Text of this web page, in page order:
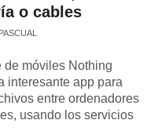
o cables
de móviles Nothing
interesante app para
entre ordenadores
usando los servicios